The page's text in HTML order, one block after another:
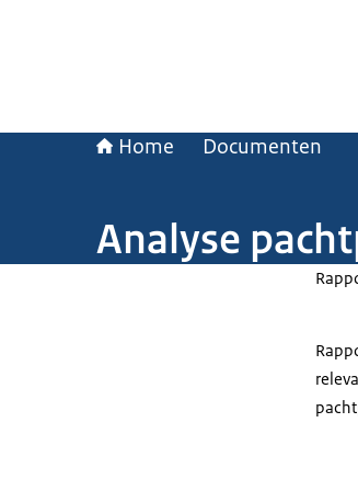
Home Documenten
Analyse